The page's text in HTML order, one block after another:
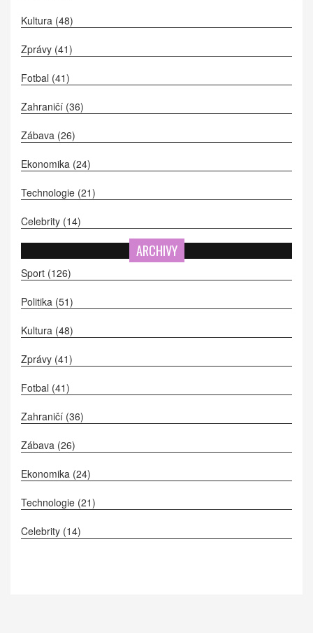
Kultura (48)
Zprávy (41)
Fotbal (41)
Zahraničí (36)
Zábava (26)
Ekonomika (24)
Technologie (21)
Celebrity (14)
ARCHIVY
Sport (126)
Politika (51)
Kultura (48)
Zprávy (41)
Fotbal (41)
Zahraničí (36)
Zábava (26)
Ekonomika (24)
Technologie (21)
Celebrity (14)